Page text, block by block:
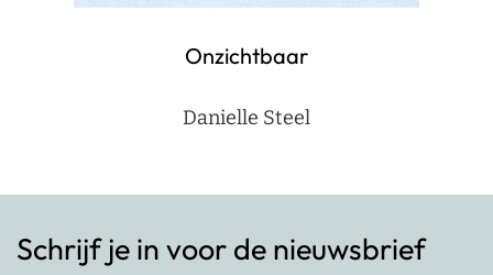
Onzichtbaar
Danielle Steel
Schrijf je in voor de nieuwsbrief